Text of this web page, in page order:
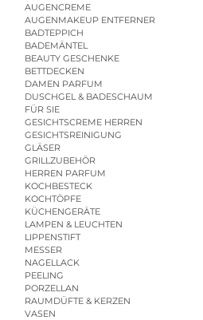
AUGENCREME
AUGENMAKEUP ENTFERNER
BADTEPPICH
BADEMÄNTEL
BEAUTY GESCHENKE
BETTDECKEN
DAMEN PARFUM
DUSCHGEL & BADESCHAUM
FÜR SIE
GESICHTSCREME HERREN
GESICHTSREINIGUNG
GLÄSER
GRILLZUBEHÖR
HERREN PARFUM
KOCHBESTECK
KOCHTÖPFE
KÜCHENGERÄTE
LAMPEN & LEUCHTEN
LIPPENSTIFT
MESSER
NAGELLACK
PEELING
PORZELLAN
RAUMDÜFTE & KERZEN
VASEN